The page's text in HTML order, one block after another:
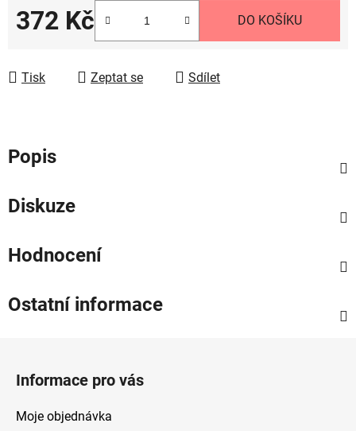
372 Kč DO KOŠÍKU
Tisk Zeptat se Sdílet
Popis
Diskuze
Hodnocení
Ostatní informace
Informace pro vás
Moje objednávka